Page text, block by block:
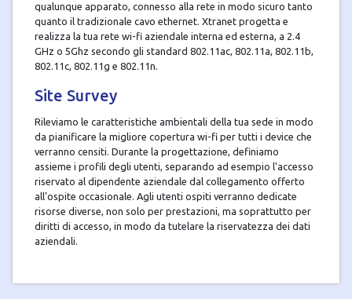
qualunque apparato, connesso alla rete in modo sicuro tanto
quanto il tradizionale cavo ethernet. Xtranet progetta e
realizza la tua rete wi-fi aziendale interna ed esterna, a 2.4
GHz o 5Ghz secondo gli standard 802.11ac, 802.11a, 802.11b,
802.11c, 802.11g e 802.11n.
Site Survey
Rileviamo le caratteristiche ambientali della tua sede in modo
da pianificare la migliore copertura wi-fi per tutti i device che
verranno censiti. Durante la progettazione, definiamo
assieme i profili degli utenti, separando ad esempio l'accesso
riservato al dipendente aziendale dal collegamento offerto
all'ospite occasionale. Agli utenti ospiti verranno dedicate
risorse diverse, non solo per prestazioni, ma soprattutto per
diritti di accesso, in modo da tutelare la riservatezza dei dati
aziendali.